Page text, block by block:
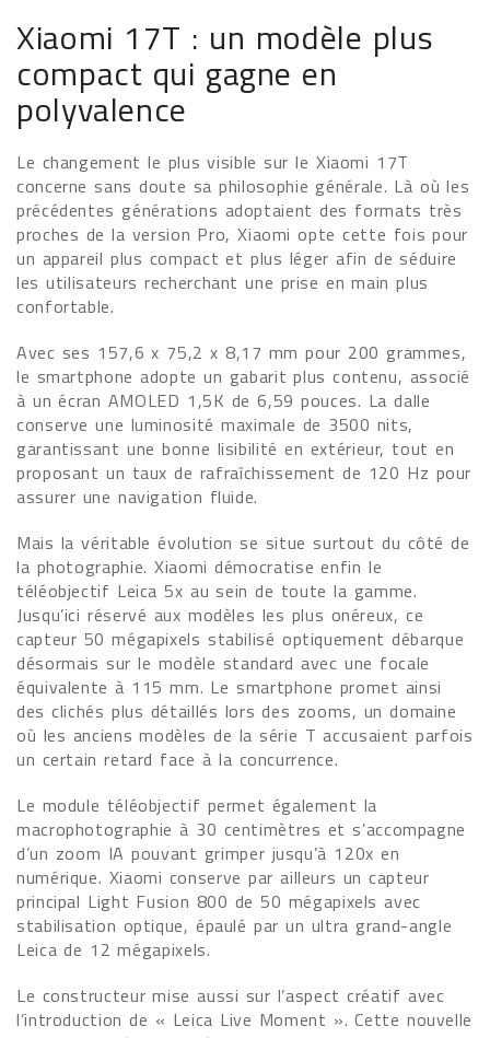
Xiaomi 17T : un modèle plus
compact qui gagne en
polyvalence
Le changement le plus visible sur le Xiaomi 17T
concerne sans doute sa philosophie générale. Là où les
précédentes générations adoptaient des formats très
proches de la version Pro, Xiaomi opte cette fois pour
un appareil plus compact et plus léger afin de séduire
les utilisateurs recherchant une prise en main plus
confortable.
Avec ses 157,6 x 75,2 x 8,17 mm pour 200 grammes,
le smartphone adopte un gabarit plus contenu, associé
à un écran AMOLED 1,5K de 6,59 pouces. La dalle
conserve une luminosité maximale de 3500 nits,
garantissant une bonne lisibilité en extérieur, tout en
proposant un taux de rafraîchissement de 120 Hz pour
assurer une navigation fluide.
Mais la véritable évolution se situe surtout du côté de
la photographie. Xiaomi démocratise enfin le
téléobjectif Leica 5x au sein de toute la gamme.
Jusqu’ici réservé aux modèles les plus onéreux, ce
capteur 50 mégapixels stabilisé optiquement débarque
désormais sur le modèle standard avec une focale
équivalente à 115 mm. Le smartphone promet ainsi
des clichés plus détaillés lors des zooms, un domaine
où les anciens modèles de la série T accusaient parfois
un certain retard face à la concurrence.
Le module téléobjectif permet également la
macrophotographie à 30 centimètres et s’accompagne
d’un zoom IA pouvant grimper jusqu’à 120x en
numérique. Xiaomi conserve par ailleurs un capteur
principal Light Fusion 800 de 50 mégapixels avec
stabilisation optique, épaulé par un ultra grand-angle
Leica de 12 mégapixels.
Le constructeur mise aussi sur l’aspect créatif avec
l’introduction de « Leica Live Moment ». Cette nouvelle